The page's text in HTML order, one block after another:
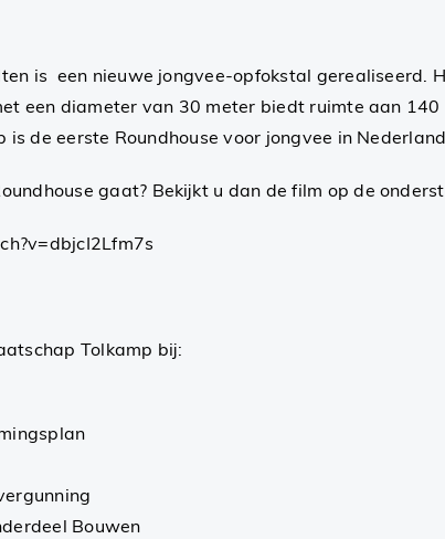
is een nieuwe jongvee-opfokstal gerealiseerd.
een diameter van 30 meter biedt ruimte aan
is de eerste Roundhouse voor jongvee in
gaat? Bekijkt u dan de film op de
Tolkamp bij:
Bouwen